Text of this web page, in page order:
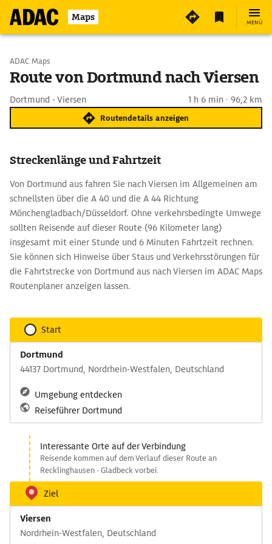
Maps MENÜ
Start wählen
ADAC Maps
Route von Dortmund nach Viersen
Dortmund - Viersen 1 h 6 min · 96,2 km
Routendetails anzeigen
Streckenlänge und Fahrtzeit
Von Dortmund aus fahren Sie nach Viersen im Allgemeinen am
schnellsten über die A 40 und die A 44 Richtung
Mönchengladbach/Düsseldorf. Ohne verkehrsbedingte Umwege
sollten Reisende auf dieser Route (96 Kilometer lang)
insgesamt mit einer Stunde und 6 Minuten Fahrtzeit rechnen.
Sie können sich Hinweise über Staus und Verkehrsstörungen für
die Fahrtstrecke von Dortmund aus nach Viersen im ADAC Maps
Routenplaner anzeigen lassen.
Start
Dortmund
44137 Dortmund, Nordrhein-Westfalen, Deutschland
Umgebung entdecken
Reiseführer Dortmund
Interessante Orte auf der Verbindung
Reisende kommen auf dem Verlauf dieser Route an
Recklinghausen - Gladbeck vorbei.
Ziel
Viersen
Nordrhein-Westfalen, Deutschland